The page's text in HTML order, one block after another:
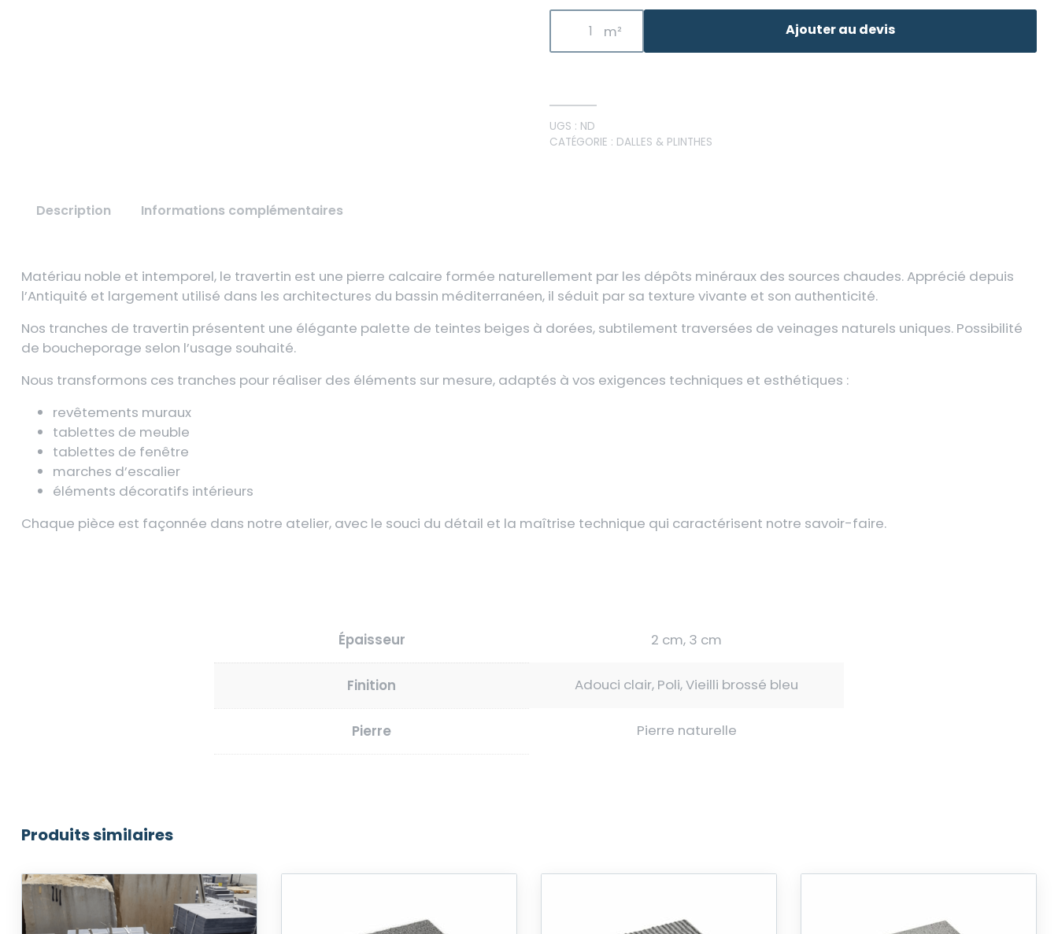
Ajouter au devis
UGS : ND
CATÉGORIE : DALLES & PLINTHES
Description Informations complémentaires
Matériau noble et intemporel, le travertin est une pierre calcaire formée naturellement par les dépôts minéraux des sources chaudes. Apprécié depuis
l’Antiquité et largement utilisé dans les architectures du bassin méditerranéen, il séduit par sa texture vivante et son authenticité.
Nos tranches de travertin présentent une élégante palette de teintes beiges à dorées, subtilement traversées de veinages naturels uniques. Possibilité
de boucheporage selon l’usage souhaité.
Nous transformons ces tranches pour réaliser des éléments sur mesure, adaptés à vos exigences techniques et esthétiques :
revêtements muraux
tablettes de meuble
tablettes de fenêtre
marches d’escalier
éléments décoratifs intérieurs
Chaque pièce est façonnée dans notre atelier, avec le souci du détail et la maîtrise technique qui caractérisent notre savoir-faire.
Épaisseur 2 cm, 3 cm
Finition Adouci clair, Poli, Vieilli brossé bleu
Pierre Pierre naturelle
Produits similaires